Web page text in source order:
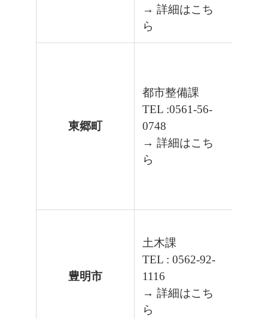
→ 詳細はこち
ら
東郷町
都市整備課
TEL :0561-56-
0748
→ 詳細はこち
ら
豊明市
土木課
TEL : 0562-92-
1116
→ 詳細はこち
ら